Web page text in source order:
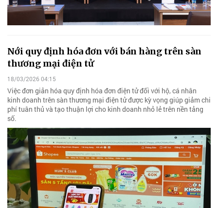
Nới quy định hóa đơn với bán hàng trên sàn
thương mại điện tử
18/03/2026 04:15
Việc đơn giản hóa quy định hóa đơn điện tử đối với hộ, cá nhân
kinh doanh trên sàn thương mại điện tử được kỳ vọng giúp giảm chi
phí tuân thủ và tạo thuận lợi cho kinh doanh nhỏ lẻ trên nền tảng
số.